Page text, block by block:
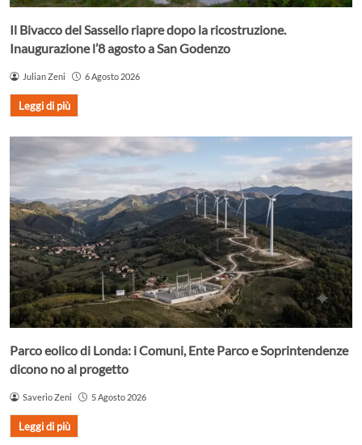
Il Bivacco del Sassello riapre dopo la ricostruzione.
Inaugurazione l’8 agosto a San Godenzo
Julian Zeni 6 Agosto 2026
Leggi di più
Parco eolico di Londa: i Comuni, Ente Parco e Soprintendenze
dicono no al progetto
Saverio Zeni 5 Agosto 2026
Leggi di più